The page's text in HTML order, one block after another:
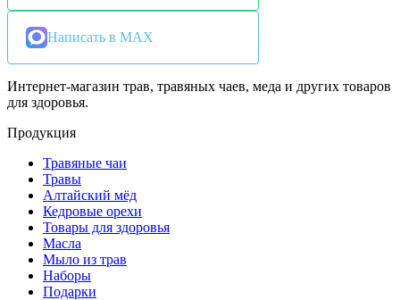
Написать в MAX
Интернет-магазин трав, травяных чаев, меда и других товаров
для здоровья.
Продукция
Травяные чаи
Травы
Алтайский мёд
Кедровые орехи
Товары для здоровья
Масла
Мыло из трав
Наборы
Подарки